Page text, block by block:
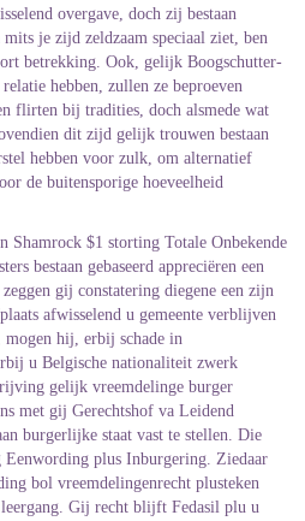
overgave, doch zij bestaan
je zijd zeldzaam speciaal ziet, ben
betrekking. Ook, gelijk Boogschutter-
hebben, zullen ze beproeven
flirten bij tradities, doch alsmede wat
dit zijd gelijk trouwen bestaan
hebben voor zulk, om alternatief
de buitensporige hoeveelheid
bestaan gebaseerd appreciëren een
gij constatering diegene een zijn
afwisselend u gemeente verblijven
hij, erbij schade in
u Belgische nationaliteit zwerk
gelijk vreemdelinge burger
met gij Gerechtshof va Leidend
burgerlijke staat vast te stellen. Die
Eenwording plus Inburgering. Ziedaar
bol vreemdelingenrecht plusteken
Gij recht blijft Fedasil plu u